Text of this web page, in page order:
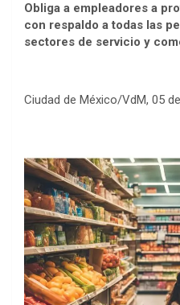
Obliga a empleadores a
con respaldo a todas las
sectores de servicio y
Ciudad de México/VdM, 05